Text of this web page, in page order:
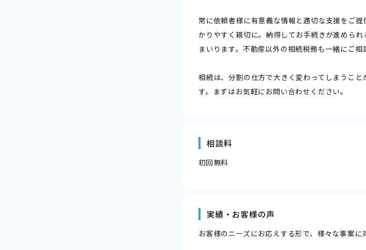
常に依頼者様に有意義な情報と適切な支援をご
かりやすく親切に。納得してお手続きが進めら
まいります。不動産以外の相続税務も一緒にご相
相続は、分割の仕方で大きく変わってしまうこ
す。まずはお気軽にお問い合わせください。
相談料
初回無料
実績・お客様の声
お客様のニーズにお応えする形で、様々な事案に